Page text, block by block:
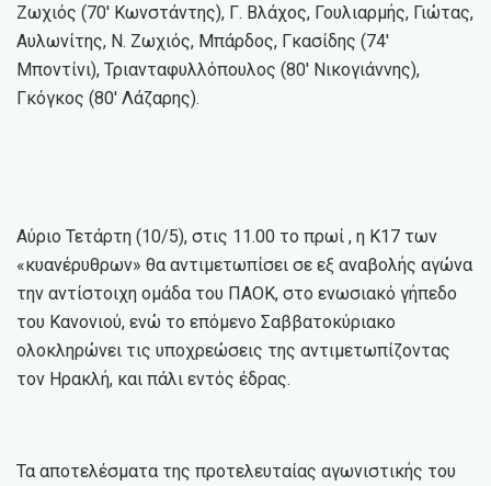
Ζωχιός (70′ Κωνστάντης), Γ. Βλάχος, Γουλιαρμής, Γιώτας,
Αυλωνίτης, Ν. Ζωχιός, Μπάρδος, Γκασίδης (74′
Μποντίνι), Τριανταφυλλόπουλος (80′ Νικογιάννης),
Γκόγκος (80′ Λάζαρης).
Αύριο Τετάρτη (10/5), στις 11.00 το πρωί , η Κ17 των
«κυανέρυθρων» θα αντιμετωπίσει σε εξ αναβολής αγώνα
την αντίστοιχη ομάδα του ΠΑΟΚ, στο ενωσιακό γήπεδο
του Kανονιού, ενώ το επόμενο Σαββατοκύριακο
ολοκληρώνει τις υποχρεώσεις της αντιμετωπίζοντας
τον Ηρακλή, και πάλι εντός έδρας.
Τα αποτελέσματα της προτελευταίας αγωνιστικής του